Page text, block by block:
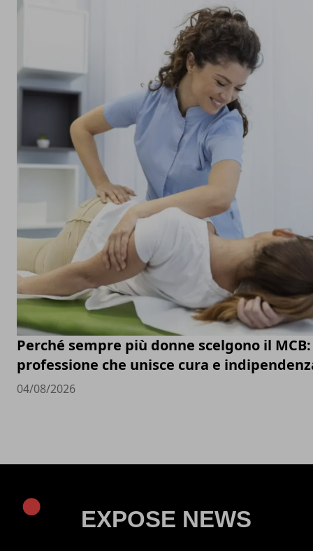
Perché sempre più donne scelgono il
professione che unisce cura e
04/08/2026